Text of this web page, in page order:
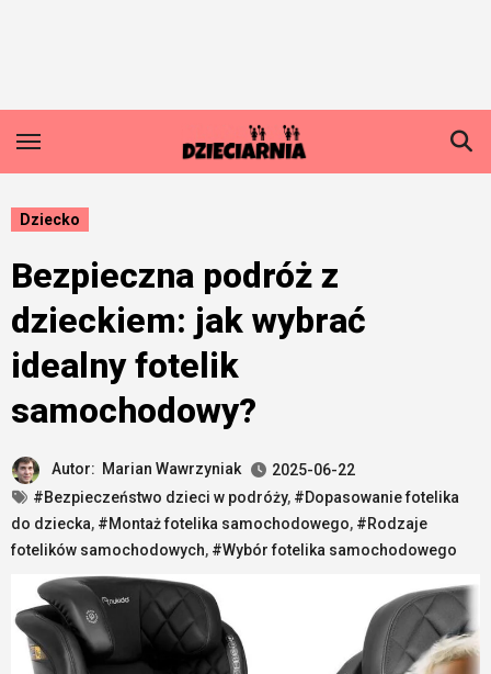
Dziecko
Bezpieczna podróż z
dzieckiem: jak wybrać
idealny fotelik
samochodowy?
Autor: Marian Wawrzyniak
2025-06-22
#Bezpieczeństwo dzieci w podróży, #Dopasowanie fotelika
do dziecka, #Montaż fotelika samochodowego, #Rodzaje
fotelików samochodowych, #Wybór fotelika samochodowego